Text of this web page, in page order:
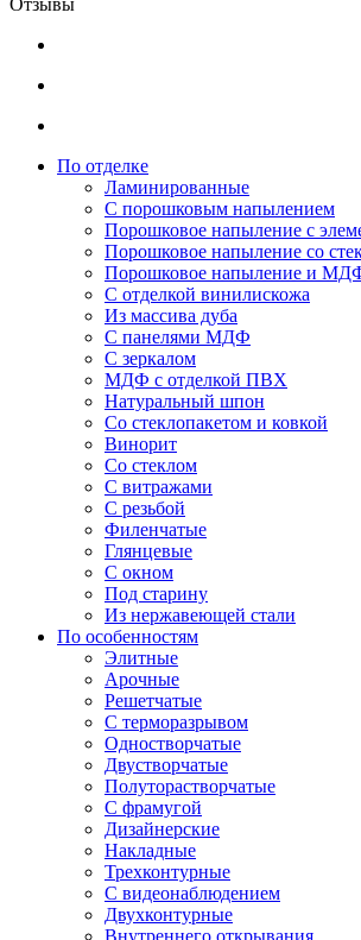
Отзывы
По отделке
Ламинированные
С порошковым напылением
Порошковое напыление с
Порошковое напыление со
Порошковое напыление и
С отделкой винилискожа
Из массива дуба
С панелями МДФ
С зеркалом
МДФ с отделкой ПВХ
Натуральный шпон
Со стеклопакетом и ковкой
Винорит
Со стеклом
С витражами
С резьбой
Филенчатые
Глянцевые
С окном
Под старину
Из нержавеющей стали
По особенностям
Элитные
Арочные
Решетчатые
С терморазрывом
Одностворчатые
Двустворчатые
Полуторастворчатые
С фрамугой
Дизайнерские
Накладные
Трехконтурные
С видеонаблюдением
Двухконтурные